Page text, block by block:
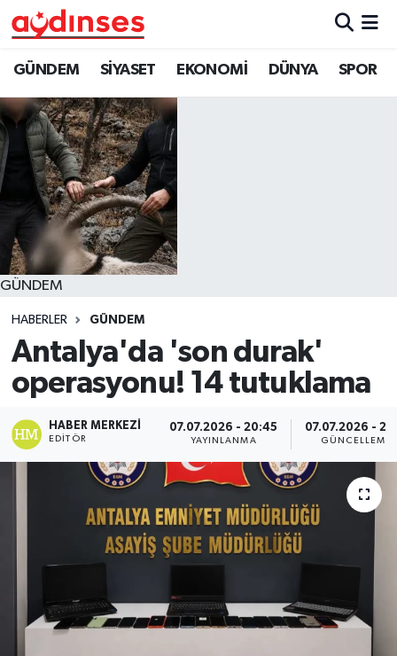
GÜNDEM SİYASET EKONOMİ DÜNYA SPOR
GÜNDEM
HABERLER GÜNDEM
Antalya'da 'son durak'
operasyonu! 14 tutuklama
HABER MERKEZI
EDITÖR
07.07.2026 - 20:45
YAYINLANMA
07.07.2026 -
GÜNCELLEME
GÜNDEM
SİYASET
EKONOMİ
DÜNYA
SPOR
MAGAZİN
YAŞAM
Nöbetçi Eczaneler
Hava Durumu
Aydin Namaz Vakitleri
Trafik Durumu
Süper Lig Puan Durumu ve Fikstür
Tüm Manşetler
Son Dakika Haberleri
Haber Arşivi